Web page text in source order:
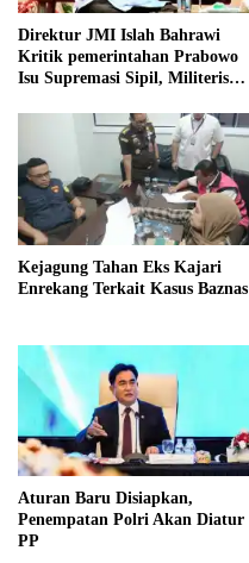
Direktur JMI Islah Bahrawi
Kritik pemerintahan Prabowo
Isu Supremasi Sipil, Militerisasi,
Kejagung Tahan Eks Kajari
Enrekang Terkait Kasus Baznas
Aturan Baru Disiapkan,
Penempatan Polri Akan Diatur
PP